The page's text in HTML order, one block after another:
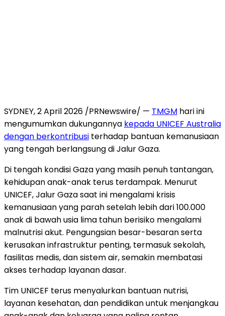
SYDNEY, 2 April 2026 /PRNewswire/ — TMGM hari ini
mengumumkan dukungannya kepada UNICEF Australia
dengan berkontribusi terhadap bantuan kemanusiaan
yang tengah berlangsung di Jalur Gaza.
Di tengah kondisi Gaza yang masih penuh tantangan,
kehidupan anak-anak terus terdampak. Menurut
UNICEF, Jalur Gaza saat ini mengalami krisis
kemanusiaan yang parah setelah lebih dari 100.000
anak di bawah usia lima tahun berisiko mengalami
malnutrisi akut. Pengungsian besar-besaran serta
kerusakan infrastruktur penting, termasuk sekolah,
fasilitas medis, dan sistem air, semakin membatasi
akses terhadap layanan dasar.
Tim UNICEF terus menyalurkan bantuan nutrisi,
layanan kesehatan, dan pendidikan untuk menjangkau